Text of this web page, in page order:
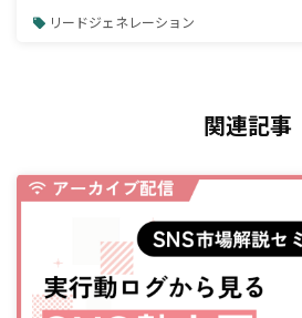
リードジェネレーション
関連記事